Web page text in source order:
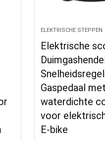
ELEKTRISCHE STEPPEN
Elektrische
Gaspedaal met
waterdichte
voor
E-bike